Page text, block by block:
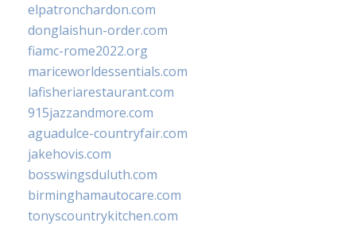
elpatronchardon.com
donglaishun-order.com
fiamc-rome2022.org
mariceworldessentials.com
lafisheriarestaurant.com
915jazzandmore.com
aguadulce-countryfair.com
jakehovis.com
bosswingsduluth.com
birminghamautocare.com
tonyscountrykitchen.com